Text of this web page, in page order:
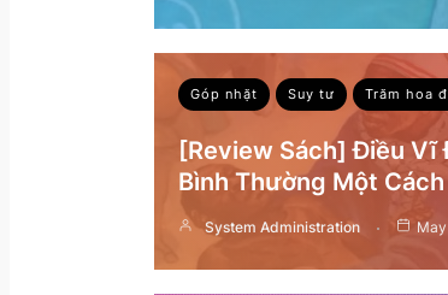
Góp nhặt Suy tư Trăm hoa
[Review Sách] Điều Vĩ
Bình Thường Một
System Administration